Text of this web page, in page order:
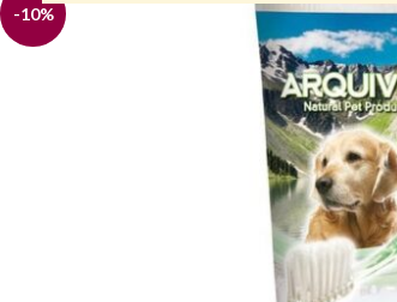
-10%